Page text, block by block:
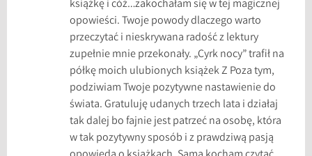
książkę i cóż…zakochałam się w tej magicznej
opowieści. Twoje powody dlaczego warto
przeczytać i nieskrywana radość z lektury
zupełnie mnie przekonały. „Cyrk nocy” trafił na
półkę moich ulubionych książek Z Poza tym,
podziwiam Twoje pozytywne nastawienie do
świata. Gratuluję udanych trzech lata i działaj
tak dalej bo fajnie jest patrzeć na osobę, która
w tak pozytywny sposób i z prawdziwą pasją